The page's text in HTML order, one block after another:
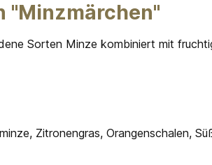
"Minzmärchen"
Sorten Minze kombiniert mit
Zitronengras, Orangenschalen,